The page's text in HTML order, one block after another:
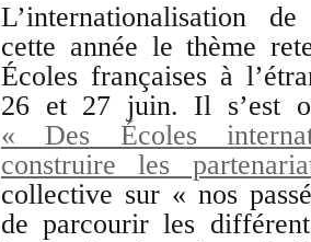
L’internationalisation
cette année le thème
Écoles françaises à
26 et 27 juin. Il s’est
« Des Écoles
construire les
collective sur « nos
de parcourir les